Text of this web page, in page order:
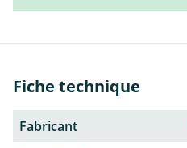
Fiche technique
Fabricant